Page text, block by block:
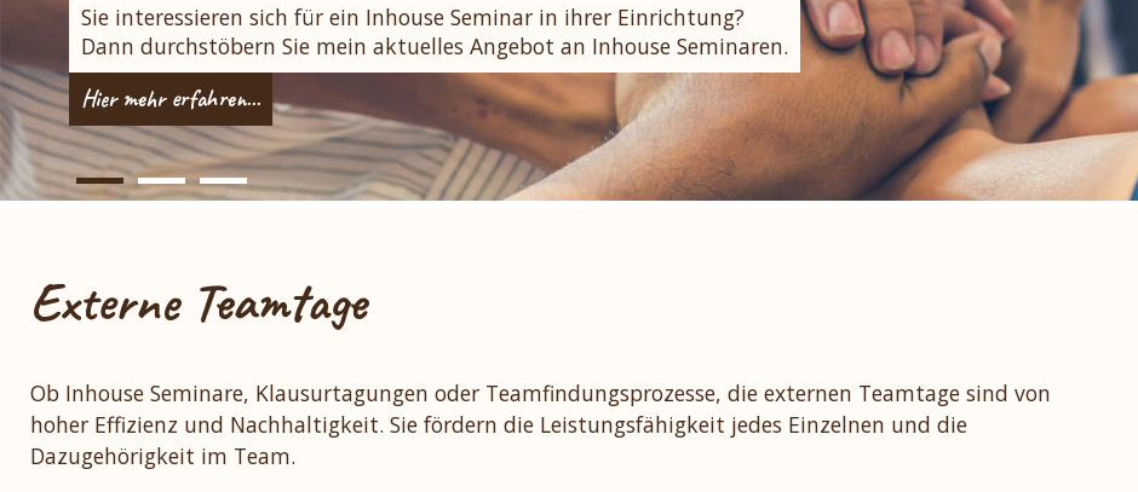
Sie interessieren sich für ein Inhouse Seminar in ihrer Einrichtung?
Dann durchstöbern Sie mein aktuelles Angebot an Inhouse Seminaren.
Hier mehr erfahren...
Hier finden Sie alle aktuellen Seminare in Zusammenarbeit
mit verschiedenen Bildungsträgern
Hier mehr erfahren...
Sie suchen eine Referentin für ein Inhouse Seminar
mit einem individuellen Themenwunsch?
Hier mehr erfahren...
Externe Teamtage
Ob Inhouse Seminare, Klausurtagungen oder Teamfindungsprozesse, die externen Teamtage sind von
hoher Effizienz und Nachhaltigkeit. Sie fördern die Leistungsfähigkeit jedes Einzelnen und die
Dazugehörigkeit im Team.